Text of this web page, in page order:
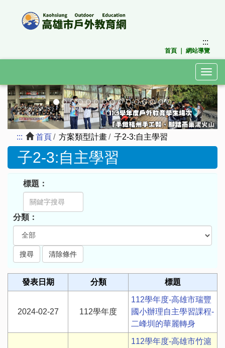
容
:::
首頁 ｜ 網站導覽
上
一
張
下
一
張
::: 首頁 方案類型計畫 子2-3:自主學習
子2-3:自主學習
標題：
分類：
發表日期 分類 標題
2024-02-27 112學年度
112學年度-高雄市瑞豐
國小辦理自主學習課程-
二峰圳的華麗轉身
112學年度-高雄市竹滬